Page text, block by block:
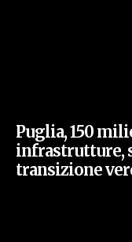
Puglia, 150
infrastrutture,
transizione